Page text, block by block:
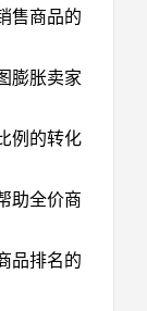
售商品的
膨胀卖家
例的转化
助全价商
品排名的